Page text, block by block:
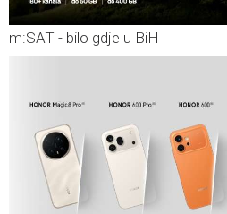
m:SAT - bilo gdje u BiH